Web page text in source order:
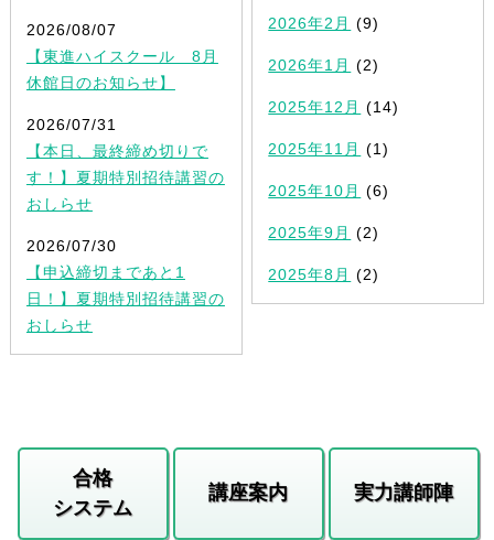
2026/08/07
【東進ハイスクール 8月
休館日のお知らせ】
2026/07/31
【本日、最終締め切りで
す！】夏期特別招待講習の
おしらせ
2026/07/30
【申込締切まであと1
日！】夏期特別招待講習の
おしらせ
2026年2月 (9)
2026年1月 (2)
2025年12月 (14)
2025年11月 (1)
2025年10月 (6)
2025年9月 (2)
2025年8月 (2)
合格
システム
講座案内 実力講師陣